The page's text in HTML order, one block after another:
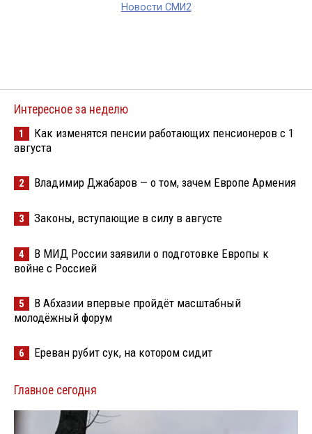
Новости СМИ2
Интересное за неделю
1
Как изменятся пенсии работающих пенсионеров с 1
августа
2 Владимир Джабаров — о том, зачем Европе Армения
3 Законы, вступающие в силу в августе
4
В МИД России заявили о подготовке Европы к
войне с Россией
5
В Абхазии впервые пройдёт масштабный
молодёжный форум
6 Ереван рубит сук, на котором сидит
Главное сегодня